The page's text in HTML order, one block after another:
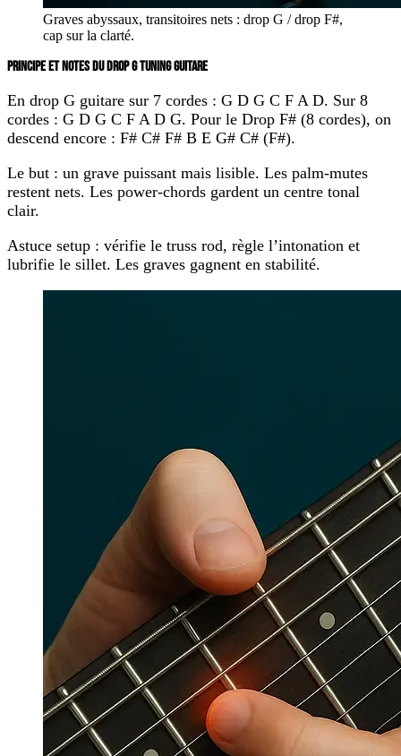
Graves abyssaux, transitoires nets : drop G / drop F#,
cap sur la clarté.
PRINCIPE ET NOTES DU DROP G TUNING GUITARE
En drop G guitare sur 7 cordes : G D G C F A D. Sur 8
cordes : G D G C F A D G. Pour le Drop F# (8 cordes), on
descend encore : F# C# F# B E G# C# (F#).
Le but : un grave puissant mais lisible. Les palm-mutes
restent nets. Les power-chords gardent un centre tonal
clair.
Astuce setup : vérifie le truss rod, règle l’intonation et
lubrifie le sillet. Les graves gagnent en stabilité.